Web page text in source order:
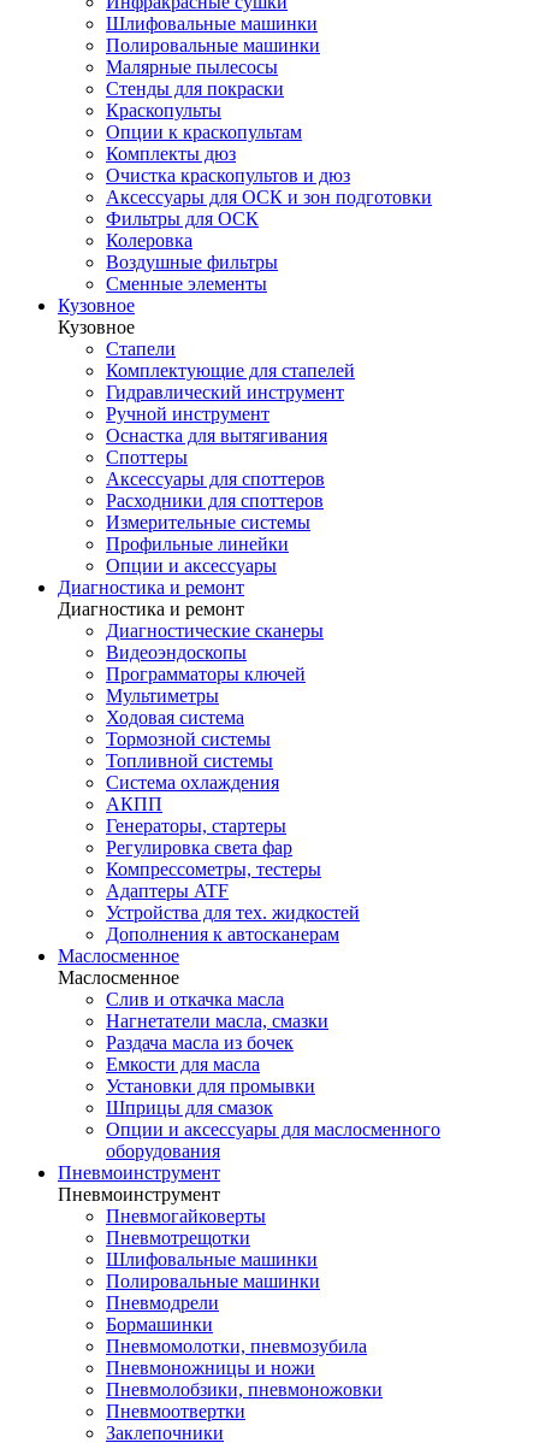
Шлифовальные машинки
Полировальные машинки
Малярные пылесосы
Стенды для покраски
Краскопульты
Опции к краскопультам
Комплекты дюз
Очистка краскопультов и дюз
Аксессуары для ОСК и зон подготовки
Фильтры для ОСК
Колеровка
Воздушные фильтры
Сменные элементы
Кузовное
Кузовное
Стапели
Комплектующие для стапелей
Гидравлический инструмент
Ручной инструмент
Оснастка для вытягивания
Споттеры
Аксессуары для споттеров
Расходники для споттеров
Измерительные системы
Профильные линейки
Опции и аксессуары
Диагностика и ремонт
Диагностика и ремонт
Диагностические сканеры
Видеоэндоскопы
Программаторы ключей
Мультиметры
Ходовая система
Тормозной системы
Топливной системы
Система охлаждения
АКПП
Генераторы, стартеры
Регулировка света фар
Компрессометры, тестеры
Адаптеры ATF
Устройства для тех. жидкостей
Дополнения к автосканерам
Маслосменное
Маслосменное
Слив и откачка масла
Нагнетатели масла, смазки
Раздача масла из бочек
Емкости для масла
Установки для промывки
Шприцы для смазок
Опции и аксессуары для маслосменного
оборудования
Пневмоинструмент
Пневмоинструмент
Пневмогайковерты
Пневмотрещотки
Шлифовальные машинки
Полировальные машинки
Пневмодрели
Бормашинки
Пневмомолотки, пневмозубила
Пневмоножницы и ножи
Пневмолобзики, пневмоножовки
Пневмоотвертки
Заклепочники